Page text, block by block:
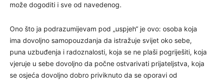
može dogoditi i sve od navedenog.
Ono što ja podrazumijevam pod „uspjeh“ je ovo: osoba koja
ima dovoljno samopouzdanja da istražuje svijet oko sebe,
puna uzbuđenja i radoznalosti, koja se ne plaši pogriješiti, koja
vjeruje u sebe dovoljno da počne ostvarivati prijateljstva, koja
se osjeća dovoljno dobro priviknuto da se oporavi od